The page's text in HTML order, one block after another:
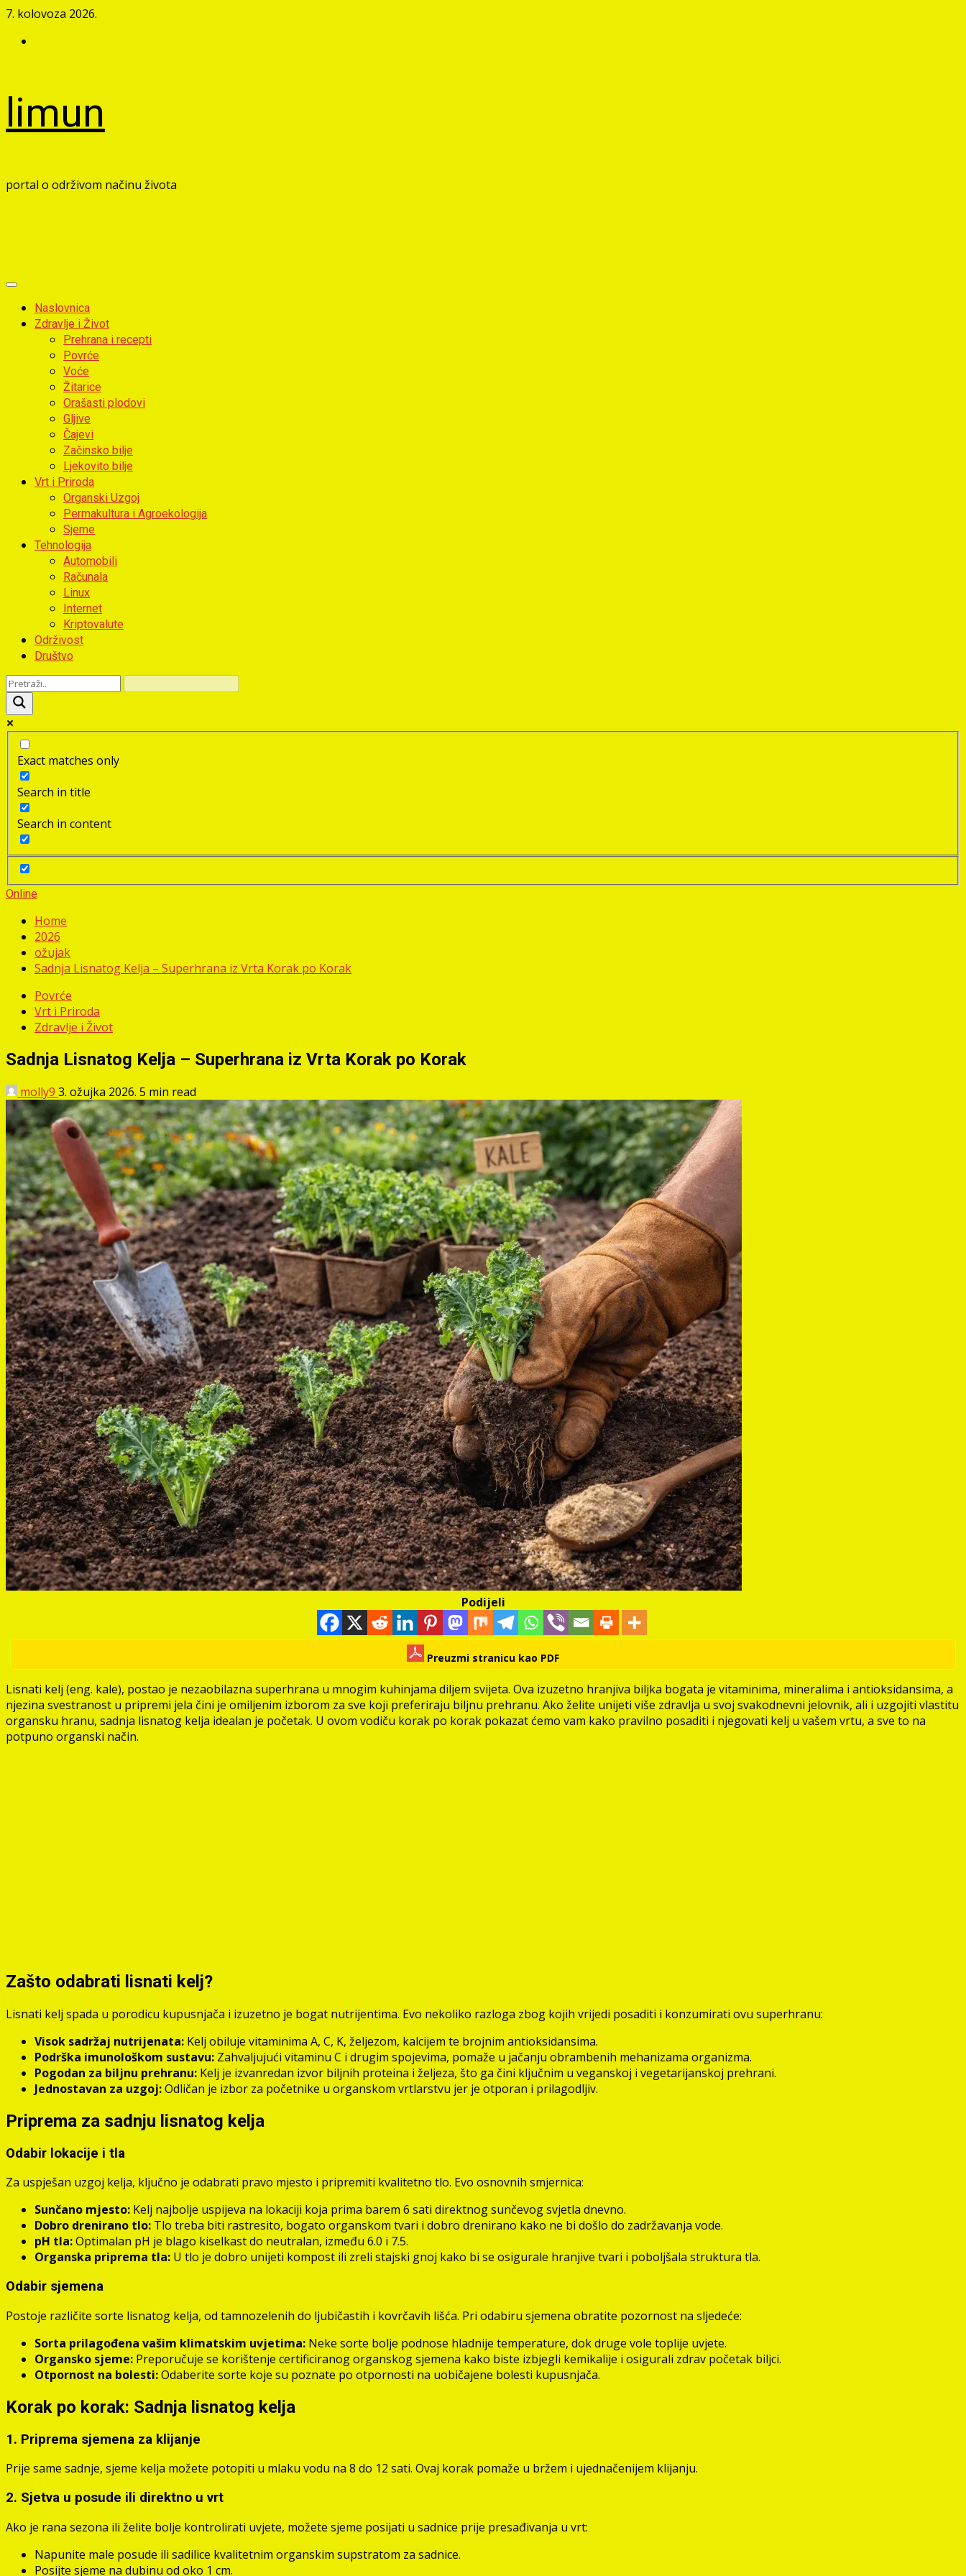
Skip
content
7. kolovoza 2026.
limun
portal o održivom načinu života
Primary
MenuNaslovnica
Zdravlje i Život
Prehrana i recepti
Povrće
Voće
Žitarice
Orašasti plodovi
Gljive
Čajevi
Začinsko bilje
Ljekovito bilje
Vrt i Priroda
Organski Uzgoj
Permakultura i Agroekologija
Sjeme
Tehnologija
Automobili
Računala
Linux
Internet
Kriptovalute
Održivost
Društvo
Exact matches only
Search in title
Search in content
Online
Home
2026
ožujak
Sadnja Lisnatog Kelja – Superhrana iz Vrta Korak po Korak
Povrće
Vrt i Priroda
Zdravlje i Život
Sadnja Lisnatog Kelja – Superhrana iz Vrta Korak po Korak
molly9 3. ožujka 2026. 5 min read
Podijeli
Preuzmi stranicu kao PDF
Lisnati kelj (eng. kale), postao je nezaobilazna superhrana u mnogim kuhinjama diljem svijeta. Ova izuzetno hranjiva biljka bogata je vitaminima, mineralima i antioksidansima, a
njezina svestranost u pripremi jela čini je omiljenim izborom za sve koji preferiraju biljnu prehranu. Ako želite unijeti više zdravlja u svoj svakodnevni jelovnik, ali i uzgojiti vlastitu
organsku hranu, sadnja lisnatog kelja idealan je početak. U ovom vodiču korak po korak pokazat ćemo vam kako pravilno posaditi i njegovati kelj u vašem vrtu, a sve to na
potpuno organski način.
Zašto odabrati lisnati kelj?
Lisnati kelj spada u porodicu kupusnjača i izuzetno je bogat nutrijentima. Evo nekoliko razloga zbog kojih vrijedi posaditi i konzumirati ovu superhranu:
Visok sadržaj nutrijenata: Kelj obiluje vitaminima A, C, K, željezom, kalcijem te brojnim antioksidansima.
Podrška imunološkom sustavu: Zahvaljujući vitaminu C i drugim spojevima, pomaže u jačanju obrambenih mehanizama organizma.
Pogodan za biljnu prehranu: Kelj je izvanredan izvor biljnih proteina i željeza, što ga čini ključnim u veganskoj i vegetarijanskoj prehrani.
Jednostavan za uzgoj:Odličan je izbor za početnike u organskom vrtlarstvu jer je otporan i prilagodljiv.
Priprema za sadnju lisnatog kelja
Odabir lokacije i tla
Za uspješan uzgoj kelja, ključno je odabrati pravo mjesto i pripremiti kvalitetno tlo. Evo osnovnih smjernica:
Sunčano mjesto: Kelj najbolje uspijeva na lokaciji koja prima barem 6 sati direktnog sunčevog svjetla dnevno.
Dobro drenirano tlo: Tlo treba biti rastresito, bogato organskom tvari i dobro drenirano kako ne bi došlo do zadržavanja vode.
pH tla:Optimalan pH je blago kiselkast do neutralan, između 6.0 i 7.5.
Organska priprema tla: U tlo je dobro unijeti kompost ili zreli stajski gnoj kako bi se osigurale hranjive tvari i poboljšala struktura tla.
Odabir sjemena
Postoje različite sorte lisnatog kelja, od tamnozelenih do ljubičastih i kovrčavih lišća. Pri odabiru sjemena obratite pozornost na sljedeće:
Sorta prilagođena vašim klimatskim uvjetima: Neke sorte bolje podnose hladnije temperature, dok druge vole toplije uvjete.
Organsko sjeme: Preporučuje se korištenje certificiranog organskog sjemena kako biste izbjegli kemikalije i osigurali zdrav početak biljci.
Otpornost na bolesti:Odaberite sorte koje su poznate po otpornosti na uobičajene bolesti kupusnjača.
Korak po korak: Sadnja lisnatog kelja
1. Priprema sjemena za klijanje
Prije same sadnje, sjeme kelja možete potopiti u mlaku vodu na 8 do 12 sati. Ovaj korak pomaže u bržem i ujednačenijem klijanju.
2. Sjetva u posude ili direktno u vrt
Ako je rana sezona ili želite bolje kontrolirati uvjete, možete sjeme posijati u sadnice prije presađivanja u vrt:
Napunite male posude ili sadilice kvalitetnim organskim supstratom za sadnice.
Posijte sjeme na dubinu od oko 1 cm.